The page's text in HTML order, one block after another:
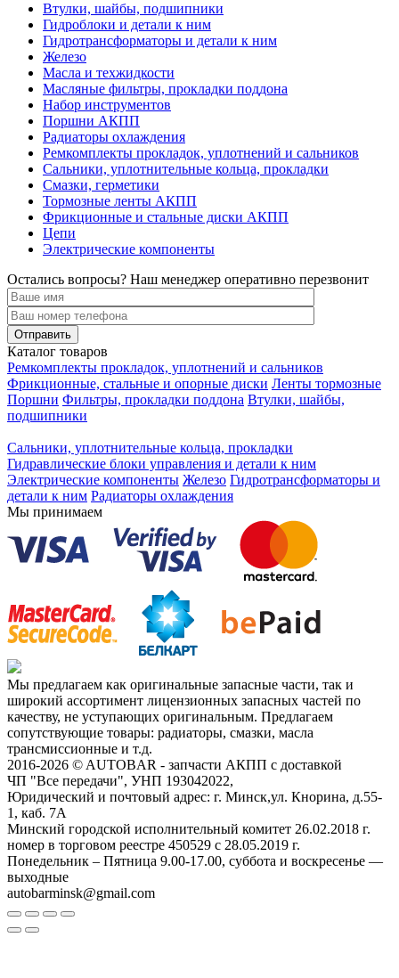
Втулки, шайбы, подшипники
Гидроблоки и детали к ним
Гидротрансформаторы и детали к ним
Железо
Масла и техжидкости
Масляные фильтры, прокладки поддона
Набор инструментов
Поршни АКПП
Радиаторы охлаждения
Ремкомплекты прокладок, уплотнений и сальников
Сальники, уплотнительные кольца, прокладки
Смазки, герметики
Тормозные ленты АКПП
Фрикционные и стальные диски АКПП
Цепи
Электрические компоненты
Остались вопросы? Наш менеджер оперативно перезвонит
Каталог товаров
Ремкомплекты прокладок, уплотнений и сальников
Фрикционные, стальные и опорные диски Ленты тормозные
Поршни Фильтры, прокладки поддона Втулки, шайбы,
подшипники
Сальники, уплотнительные кольца, прокладки
Гидравлические блоки управления и детали к ним
Электрические компоненты Железо Гидротрансформаторы и
детали к ним Радиаторы охлаждения
Мы принимаем
Мы предлагаем как оригинальные запасные части, так и
широкий ассортимент лицензионных запасных частей по
качеству, не уступающих оригинальным. Предлагаем
сопутствующие товары: радиаторы, смазки, масла
трансмиссионные и т.д.
2016-2026 © AUTOBAR - запчасти АКПП с доставкой
ЧП "Все передачи", УНП 193042022,
Юридический и почтовый адрес: г. Минск,ул. Кнорина, д.55-
1, каб. 7А
Минский городской исполнительный комитет 26.02.2018 г.
номер в торговом реестре 450529 с 28.05.2019 г.
Понедельник – Пятница 9.00-17.00, суббота и воскресенье —
выходные
autobarminsk@gmail.com